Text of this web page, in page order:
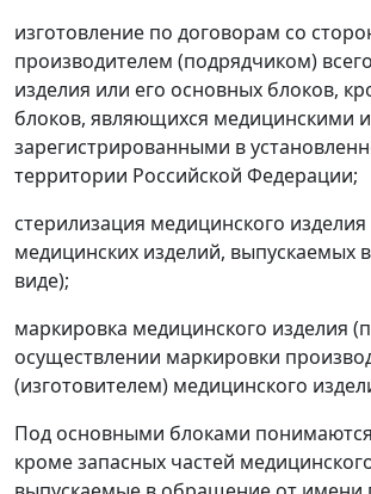
изготовление по договорам со
производителем (подрядчиком)
изделия или его основных блоков,
блоков, являющихся медицинскими
зарегистрированными в
территории Российской Федерации;
стерилизация медицинского изделия
медицинских изделий, выпускаемых
виде);
маркировка медицинского изделия
осуществлении маркировки
(изготовителем) медицинского
Под основными блоками
кроме запасных частей